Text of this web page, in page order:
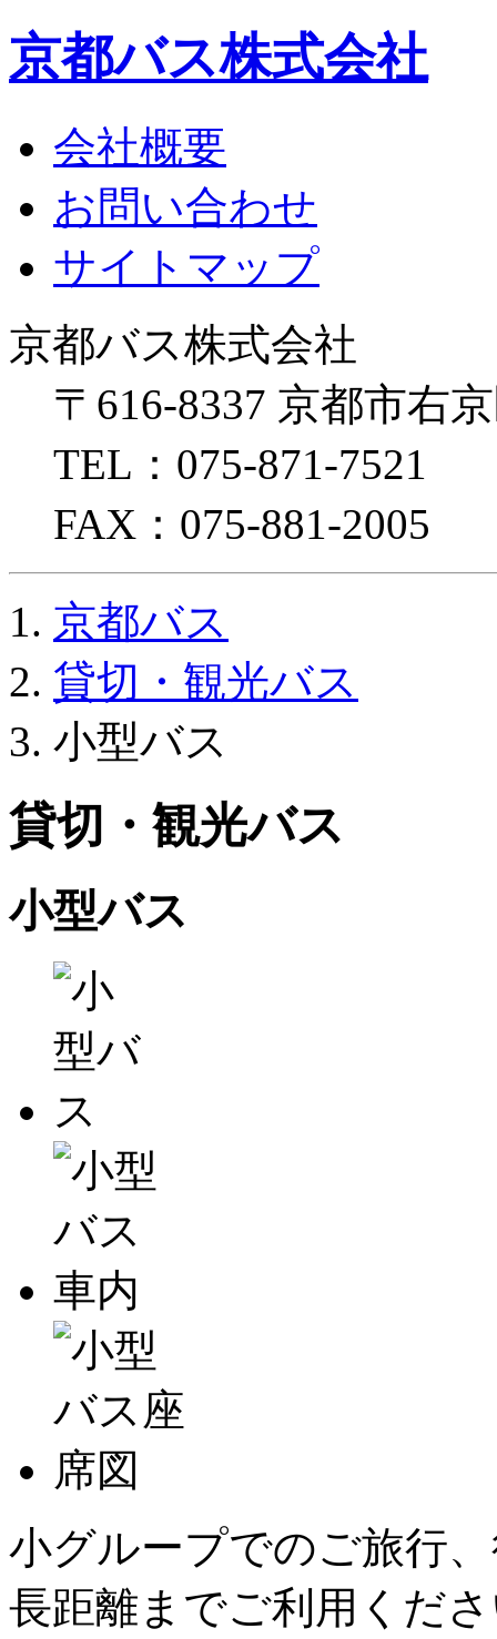
京都バス株式会社
会社概要
お問い合わせ
サイトマップ
京都バス株式会社
〒616-8337 京都市右
TEL：075-871-7521
FAX：075-881-2005
京都バス
貸切・観光バス
小型バス
貸切・観光バス
小型バス
小グループでのご旅行
長距離までご利用くだ